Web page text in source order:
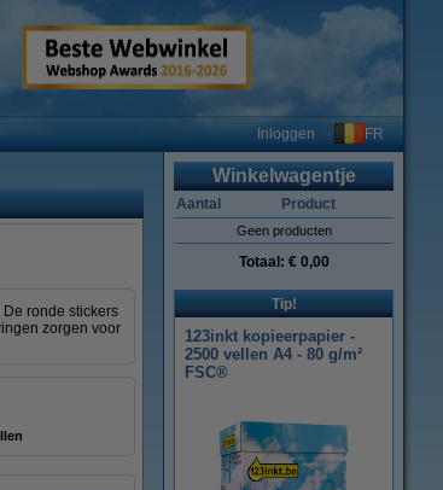
Inloggen FR
ronde stickers
zorgen voor
Winkelwagentje
Aantal Product
Geen producten
Totaal: € 0,00
Tip!
123inkt kopieerpapier -
2500 vellen A4 - 80 g/m²
FSC®